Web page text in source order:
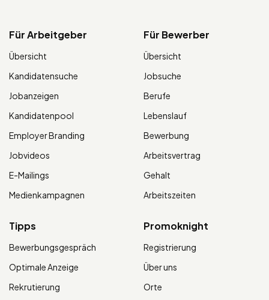
Für Arbeitgeber
Übersicht
Kandidatensuche
Jobanzeigen
Kandidatenpool
Employer Branding
Jobvideos
E-Mailings
Medienkampagnen
Für Bewerber
Übersicht
Jobsuche
Berufe
Lebenslauf
Bewerbung
Arbeitsvertrag
Gehalt
Arbeitszeiten
Tipps
Bewerbungsgespräch
Optimale Anzeige
Rekrutierung
Promoknight
Registrierung
Über uns
Orte